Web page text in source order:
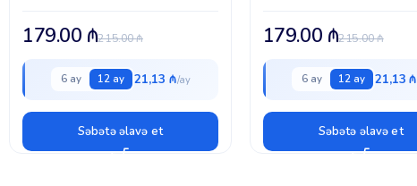
215.00₼
179.00 ₼
6 ay 12 ay 21,13 ₼
Səbətə əlavə et
215.00₼
179.00 ₼
6 ay 12 ay 21,13 ₼
Səbətə əlavə et